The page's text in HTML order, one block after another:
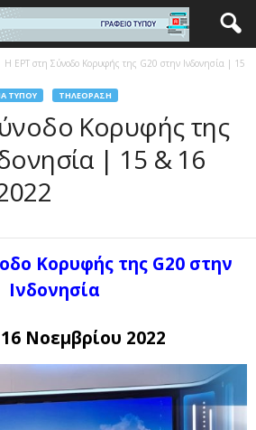
Η ΕΡΤ στη Σύνοδο Κορυφής της G20 στην Ινδονησία | 15
ΤΎΠΟΥ ΤΗΛΕΌΡΑΣΗ
Κορυφής της
| 15 & 16
Κορυφής της G20 στην
Ινδονησία
Νοεμβρίου 2022